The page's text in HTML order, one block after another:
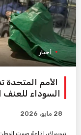
أخبار
الأمم المتحدة
السوداء
28 مايو، 2026
نيويورك، إذاعة صوت الوطن: